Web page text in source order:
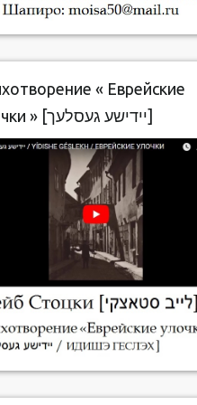
« Еврейские
улочки » [יידישע געסלעך]